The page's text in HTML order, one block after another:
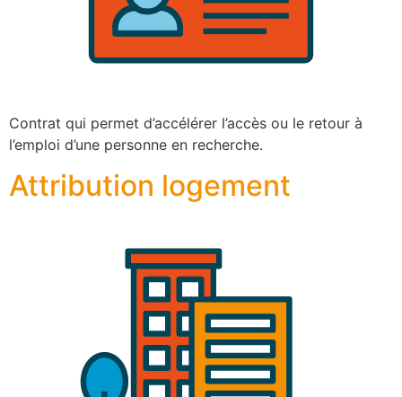
Contrat qui permet d’accélérer l’accès ou le retour à
l’emploi d’une personne en recherche.
Attribution logement